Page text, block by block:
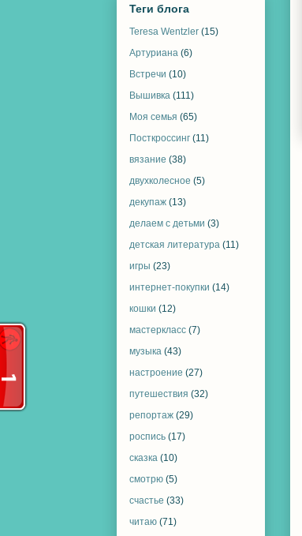
Теги блога
Teresa Wentzler (15)
Артуриана (6)
Встречи (10)
Вышивка (111)
Моя семья (65)
Посткроссинг (11)
вязание (38)
двухколесное (5)
декупаж (13)
делаем с детьми (3)
детская литература (11)
игры (23)
интернет-покупки (14)
кошки (12)
мастеркласс (7)
музыка (43)
настроение (27)
путешествия (32)
репортаж (29)
роспись (17)
сказка (10)
смотрю (5)
счастье (33)
читаю (71)